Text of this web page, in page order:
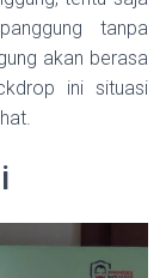
tanpa
akan berasa
ini situasi